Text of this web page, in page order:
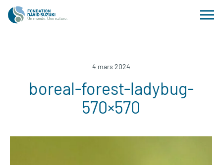
4 mars 2024
boreal-forest-ladybug-
570×570